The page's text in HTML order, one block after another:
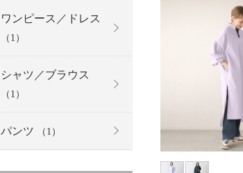
ワンピース／ドレス
（1）
シャツ／ブラウス
（1）
パンツ （1）